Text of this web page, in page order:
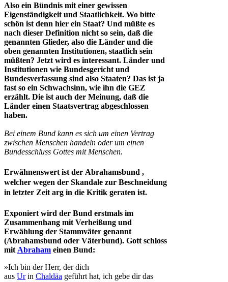
Also ein Bündnis mit einer gewissen
Eigenständigkeit und Staatlichkeit. Wo bitte
schön ist denn hier ein Staat? Und müßte es
nach dieser Definition nicht so sein, daß die
genannten Glieder, also die Länder und die
oben genannten Institutionen, staatlich sein
müßten? Jetzt wird es interessant. Länder und
Institutionen wie Bundesgericht und
Bundesverfassung sind also Staaten? Das ist ja
fast so ein Schwachsinn, wie ihn die GEZ
erzählt. Die ist auch der Meinung, daß die
Länder einen Staatsvertrag abgeschlossen
haben.
Bei einem Bund kann es sich um einen Vertrag
zwischen Menschen handeln oder um einen
Bundesschluss Gottes mit Menschen.
Erwähnenswert ist der Abrahamsbund ,
welcher wegen der Skandale zur Beschneidung
in letzter Zeit arg in die Kritik geraten ist.
Exponiert wird der Bund erstmals im
Zusammenhang mit Verheißung und
Erwählung der Stammväter genannt
(Abrahamsbund oder Väterbund). Gott schloss
mit Abraham einen Bund:
»Ich bin der Herr, der dich
aus Urin Chaldäa geführt hat, ich gebe dir das